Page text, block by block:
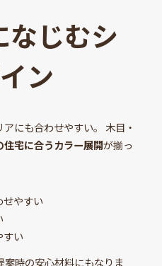
なじむシ
ン
にも合わせやすい。 木目・
住宅に合うカラー展開が揃っ
やすい
すい
時の安心材料にもなりま